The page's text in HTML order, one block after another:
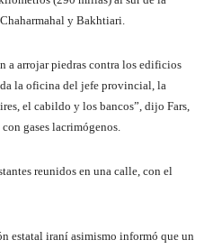
y Bakhtiari.
a arrojar piedras contra los edificios
la oficina del jefe provincial, la
el cabildo y los bancos”, dijo Fars,
gases lacrimógenos.
reunidos en una calle, con el
estatal iraní asimismo informó que un